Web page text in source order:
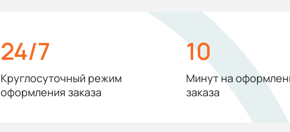
24/7
Круглосуточный режим
оформления заказа
10
Минут на
заказа